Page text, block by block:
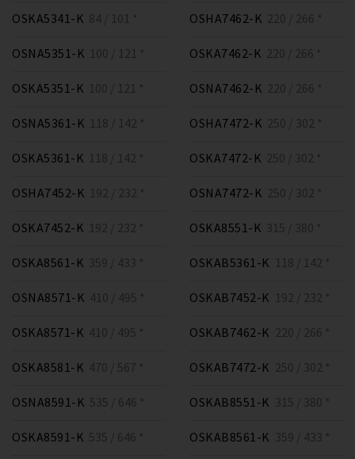
OSKA5341-K 84 / 101 *
OSNA5351-K 100 / 121 *
OSKA5351-K 100 / 121 *
OSNA5361-K 118 / 142 *
OSKA5361-K 118 / 142 *
OSHA7452-K 192 / 232 *
OSKA7452-K 192 / 232 *
OSHA7462-K 220 / 266 *
OSKA7462-K 220 / 266 *
OSNA7462-K 220 / 266 *
OSHA7472-K 250 / 302 *
OSKA7472-K 250 / 302 *
OSNA7472-K 250 / 302 *
OSKA8551-K 315 / 380 *
OSKA8561-K 359 / 433 *
OSNA8571-K 410 / 495 *
OSKA8571-K 410 / 495 *
OSKA8581-K 470 / 567 *
OSNA8591-K 535 / 646 *
OSKA8591-K 535 / 646 *
OSKAB5361-K 118 / 142 *
OSKAB7452-K 192 / 232 *
OSKAB7462-K 220 / 266 *
OSKAB7472-K 250 / 302 *
OSKAB8551-K 315 / 380 *
OSKAB8561-K 359 / 433 *